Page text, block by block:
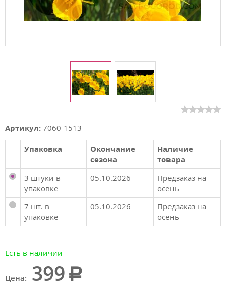
Артикул: 7060-1513
Упаковка
Окончание
сезона
Наличие
товара
3 штуки в
упаковке
05.10.2026
Предзаказ на
осень
7 шт. в
упаковке
05.10.2026
Предзаказ на
осень
Есть в наличии
Цена: 399